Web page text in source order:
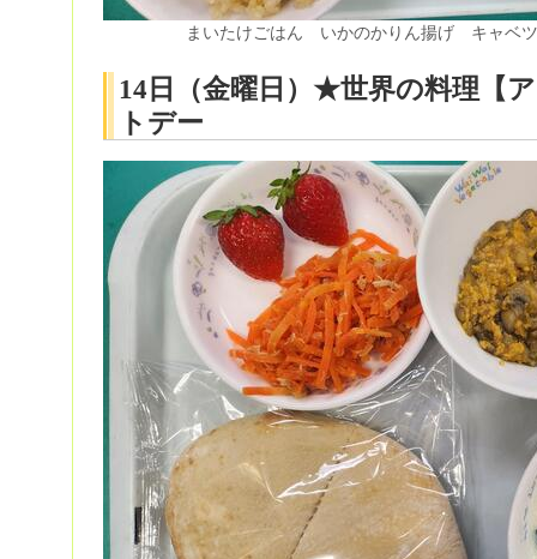
まいたけごはん いかのかりん揚げ キャベ
14日（金曜日）★世界の料理【
トデー